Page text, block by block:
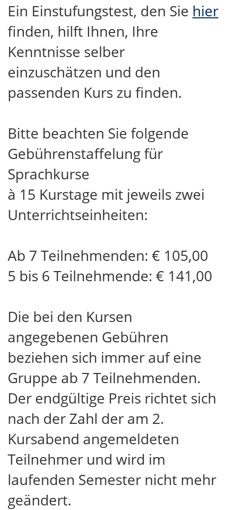
Ein Einstufungstest, den Sie hier
finden, hilft Ihnen, Ihre
Kenntnisse selber
einzuschätzen und den
passenden Kurs zu finden.
Bitte beachten Sie folgende
Gebührenstaffelung für
Sprachkurse
à 15 Kurstage mit jeweils zwei
Unterrichtseinheiten:
Ab 7 Teilnehmenden: € 105,00
5 bis 6 Teilnehmende: € 141,00
Die bei den Kursen
angegebenen Gebühren
beziehen sich immer auf eine
Gruppe ab 7 Teilnehmenden.
Der endgültige Preis richtet sich
nach der Zahl der am 2.
Kursabend angemeldeten
Teilnehmer und wird im
laufenden Semester nicht mehr
geändert.